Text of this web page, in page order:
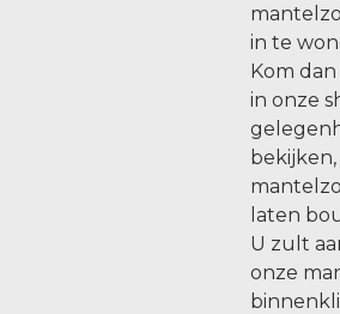
in te
Kom
in onze
laten
U zult
onze